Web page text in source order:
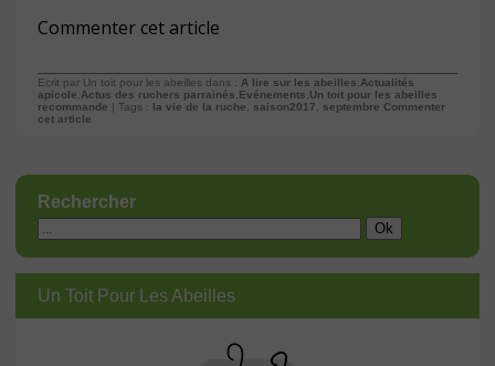
Commenter cet article
Ecrit par Un toit pour les abeilles dans : A lire sur les abeilles,Actualités
apicole,Actus des ruchers parrainés,Evénements,Un toit pour les abeilles
recommande | Tags : la vie de la ruche, saison2017, septembre Commenter
cet article
Rechercher
Un Toit Pour Les Abeilles